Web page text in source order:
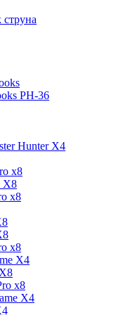
PH-36
Hunter X4
x8
X8
x8
x8
X4
x8
X4